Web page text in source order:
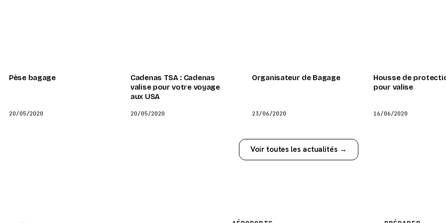
Pèse bagage
20/05/2020
Cadenas TSA : Cadenas
valise pour votre voyage
aux USA
20/05/2020
Organisateur de Bagage
23/06/2020
Housse de
pour valise
16/06/2020
Voir toutes les actualités →